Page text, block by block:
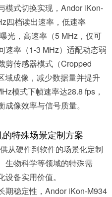
模式切换实现，Andor iKon-
四档读出速率，低速率
光，高速率（5 MHz，仅可
速率（1-3 MHz）适配动态弱
剪传感器模式（Cropped
域成像，减少数据量并提升
模式下帧速率达28.8 fps，
像效率与信号质量。
特殊场景定制方案
从硬件到软件的场景化定制
生物科学等领域的特殊需
设备实用价值。
期稳定性，Andor iKon-M934